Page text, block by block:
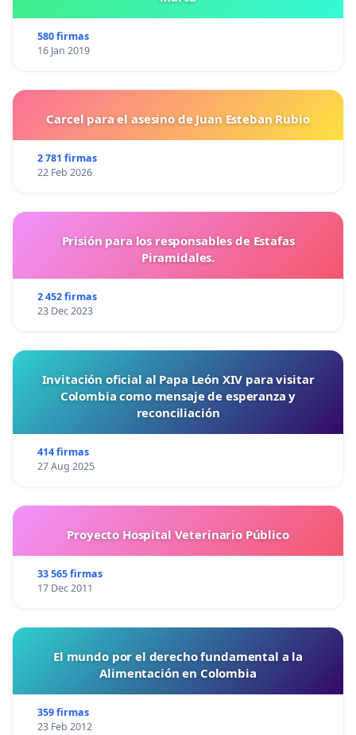
580 firmas
16 Jan 2019
Carcel para el asesino de Juan Esteban Rubio
2 781 firmas
22 Feb 2026
Prisión para los responsables de Estafas
Piramidales.
2 452 firmas
23 Dec 2023
Invitación oficial al Papa León XIV para visitar
Colombia como mensaje de esperanza y
reconciliación
414 firmas
27 Aug 2025
Proyecto Hospital Veterinario Público
33 565 firmas
17 Dec 2011
El mundo por el derecho fundamental a la
Alimentación en Colombia
359 firmas
23 Feb 2012